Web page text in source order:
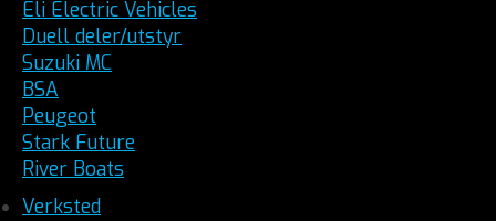
Eli Electric Vehicles
Duell deler/utstyr
Suzuki MC
BSA
Peugeot
Stark Future
River Boats
Verksted